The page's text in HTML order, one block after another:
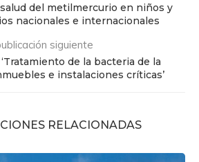
del metilmercurio en niños y
nacionales e internacionales
siguiente
de la bacteria de la
e instalaciones críticas’
RELACIONADAS